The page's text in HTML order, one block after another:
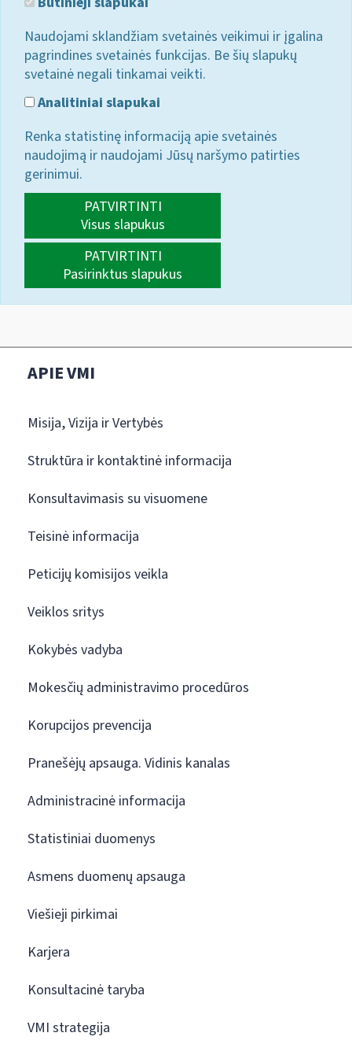
Naudojami sklandžiam svetainės veikimui ir įgalina
pagrindines svetainės funkcijas. Be šių slapukų
svetainė negali tinkamai veikti.
Analitiniai slapukai
Renka statistinę informaciją apie svetainės
naudojimą ir naudojami Jūsų naršymo patirties
gerinimui.
PATVIRTINTI
Visus slapukus
PATVIRTINTI
Pasirinktus slapukus
APIE VMI
Misija, Vizija ir Vertybės
Struktūra ir kontaktinė informacija
Konsultavimasis su visuomene
Teisinė informacija
Peticijų komisijos veikla
Veiklos sritys
Kokybės vadyba
Mokesčių administravimo procedūros
Korupcijos prevencija
Pranešėjų apsauga. Vidinis kanalas
Administracinė informacija
Statistiniai duomenys
Asmens duomenų apsauga
Viešieji pirkimai
Karjera
Konsultacinė taryba
VMI strategija